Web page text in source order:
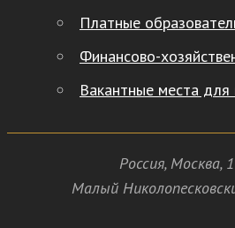
Платные
Финансово-
Вакантные места
Россия, Москва,
Малый